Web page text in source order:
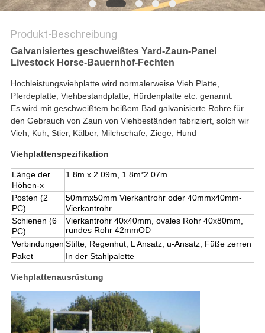
Produkt-Beschreibung
Galvanisiertes geschweißtes Yard-Zaun-Panel
Livestock Horse-Bauernhof-Fechten
Hochleistungsviehplatte wird normalerweise Vieh Platte,
Pferdeplatte, Viehbestandplatte, Hürdenplatte etc. genannt.
Es wird mit geschweißtem heißem Bad galvanisierte Rohre für
den Gebrauch von Zaun von Viehbeständen fabriziert, solch wir
Vieh, Kuh, Stier, Kälber, Milchschafe, Ziege, Hund
Viehplattenspezifikation
Länge der
Höhen-x
1.8m x 2.09m, 1.8m*2.07m
Posten (2
PC)
50mmx50mm Vierkantrohr oder 40mmx40mm-
Vierkantrohr
Schienen (6
PC)
Vierkantrohr 40x40mm, ovales Rohr 40x80mm,
rundes Rohr 42mmOD
Verbindungen Stifte, Regenhut, L Ansatz, u-Ansatz, Füße zerren
Paket
In der Stahlpalette
Viehplattenausrüstung